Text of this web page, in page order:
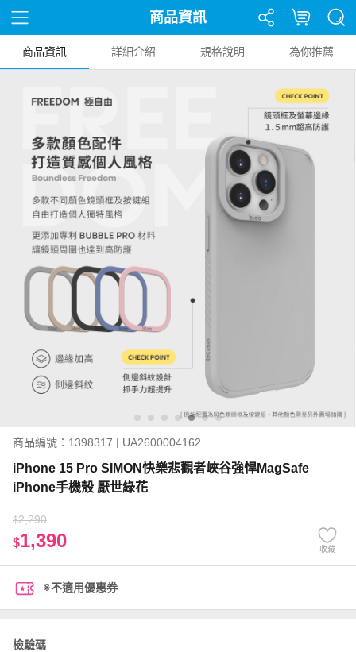
商品資訊
商品資訊 詳細介紹 規格說明 為你推薦
商品編號：1398317 | UA2600004162
iPhone 15 Pro SIMON快樂悲觀者峽谷強悍MagSafe
iPhone手機殼 厭世綠花
$2,290
$1,390 收藏
※不適用優惠券
檢驗碼